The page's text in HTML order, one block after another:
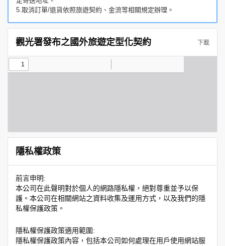
5.取消訂單/退貨依照旅遊契約、金流等相關規定辦理。
觀光署發布之國外旅遊定型化契約 下載
隱私權政策
前言申明:
本公司在此聲明對於個人的網路隱私權，絕對尊重並予以保
護。本公司在相關網站之資料收集及運用方式，以及我們的隱
私權保護政策。
隱私權保護政策適用範圍:
隱私權保護政策內容，包括本公司如何處理在用戶使用網站服